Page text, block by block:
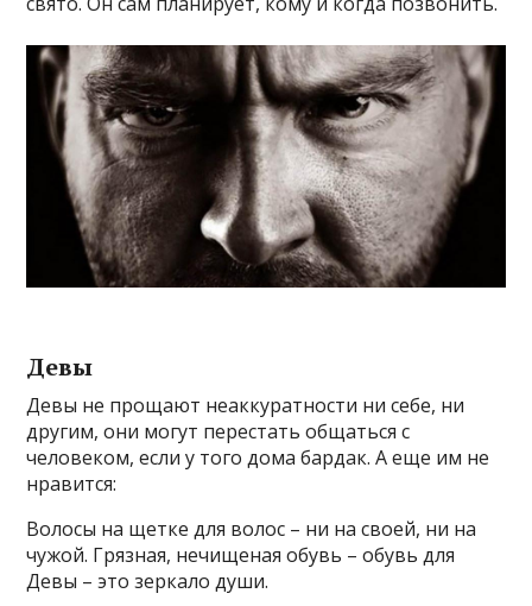
Девы
Девы не прощают неаккуратности ни себе, ни
другим, они могут перестать общаться с
человеком, если у того дома бардак. А еще им не
нравится:
Волосы на щетке для волос – ни на своей, ни на
чужой. Грязная, нечищеная обувь – обувь для
Девы – это зеркало души.